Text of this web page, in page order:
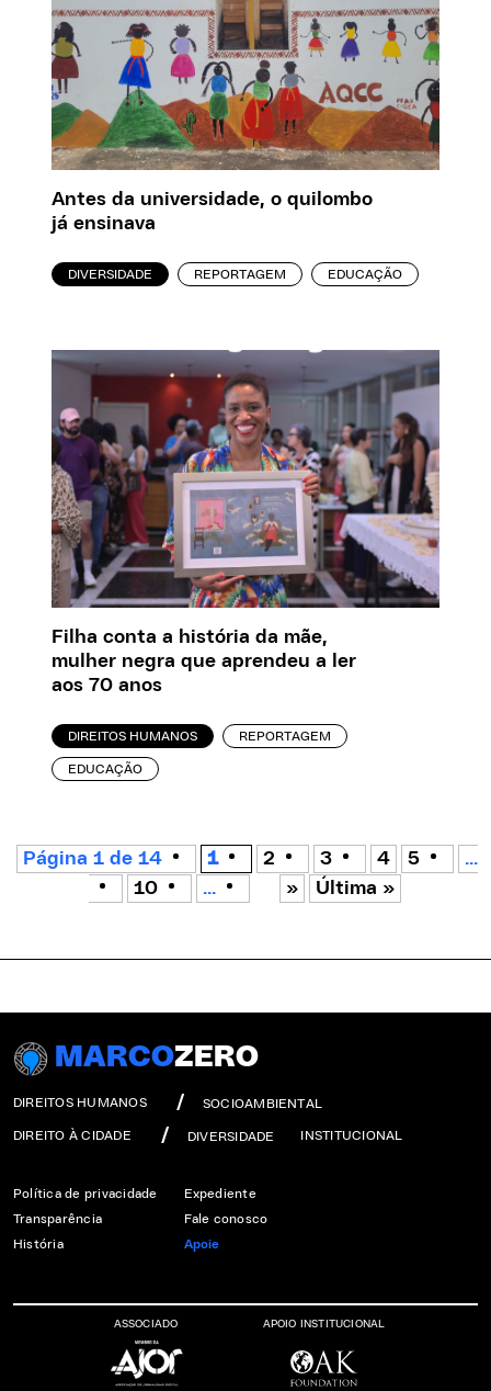
Antes da universidade, o quilombo
já ensinava
DIVERSIDADE REPORTAGEM EDUCAÇÃO
Filha conta a história da mãe,
mulher negra que aprendeu a ler
aos 70 anos
DIREITOS HUMANOS REPORTAGEM
EDUCAÇÃO
Página 1 de 14 1 2 3 4 5
...
10
... » Última »
MARCOZERO
DIREITOS HUMANOS SOCIOAMBIENTAL
DIREITO À CIDADE DIVERSIDADE INSTITUCIONAL
Política de privacidade
Transparência
História
Expediente
Fale conosco
Apoie
ASSOCIADO APOIO INSTITUCIONAL